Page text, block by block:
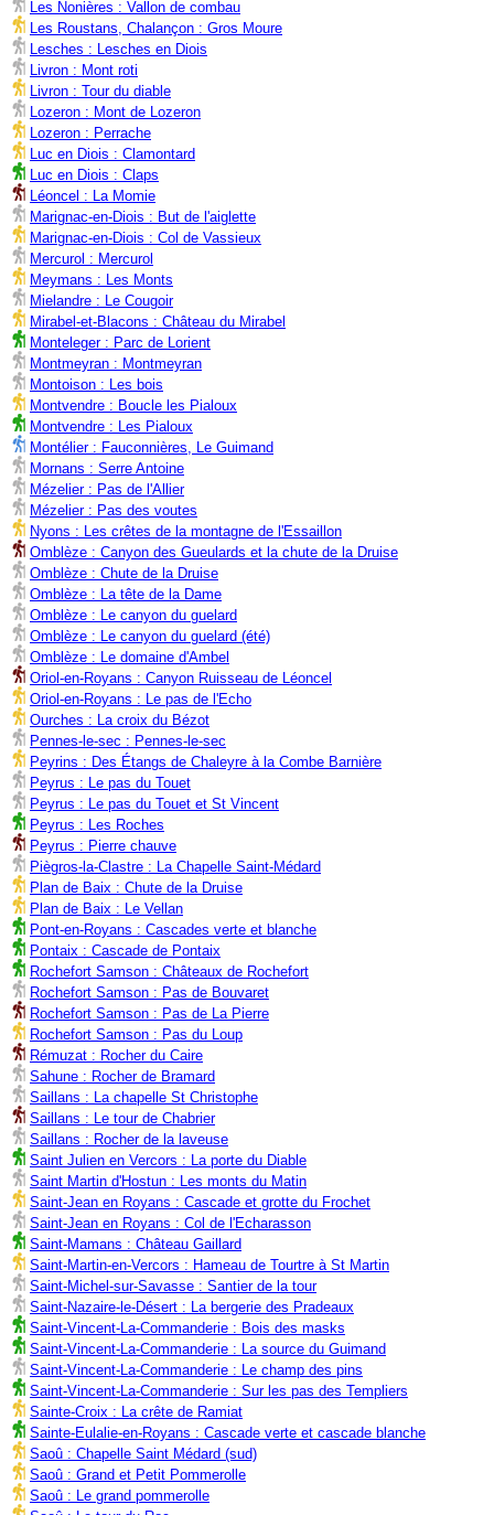
Les Nonières : Vallon de combau
Les Roustans, Chalançon : Gros Moure
Lesches : Lesches en Diois
Livron : Mont roti
Livron : Tour du diable
Lozeron : Mont de Lozeron
Lozeron : Perrache
Luc en Diois : Clamontard
Luc en Diois : Claps
Léoncel : La Momie
Marignac-en-Diois : But de l'aiglette
Marignac-en-Diois : Col de Vassieux
Mercurol : Mercurol
Meymans : Les Monts
Mielandre : Le Cougoir
Mirabel-et-Blacons : Château du Mirabel
Monteleger : Parc de Lorient
Montmeyran : Montmeyran
Montoison : Les bois
Montvendre : Boucle les Pialoux
Montvendre : Les Pialoux
Montélier : Fauconnières, Le Guimand
Mornans : Serre Antoine
Mézelier : Pas de l'Allier
Mézelier : Pas des voutes
Nyons : Les crêtes de la montagne de l'Essaillon
Omblèze : Canyon des Gueulards et la chute de la Druise
Omblèze : Chute de la Druise
Omblèze : La tête de la Dame
Omblèze : Le canyon du guelard
Omblèze : Le canyon du guelard (été)
Omblèze : Le domaine d'Ambel
Oriol-en-Royans : Canyon Ruisseau de Léoncel
Oriol-en-Royans : Le pas de l'Echo
Ourches : La croix du Bézot
Pennes-le-sec : Pennes-le-sec
Peyrins : Des Étangs de Chaleyre à la Combe Barnière
Peyrus : Le pas du Touet
Peyrus : Le pas du Touet et St Vincent
Peyrus : Les Roches
Peyrus : Pierre chauve
Piègros-la-Clastre : La Chapelle Saint-Médard
Plan de Baix : Chute de la Druise
Plan de Baix : Le Vellan
Pont-en-Royans : Cascades verte et blanche
Pontaix : Cascade de Pontaix
Rochefort Samson : Châteaux de Rochefort
Rochefort Samson : Pas de Bouvaret
Rochefort Samson : Pas de La Pierre
Rochefort Samson : Pas du Loup
Rémuzat : Rocher du Caire
Sahune : Rocher de Bramard
Saillans : La chapelle St Christophe
Saillans : Le tour de Chabrier
Saillans : Rocher de la laveuse
Saint Julien en Vercors : La porte du Diable
Saint Martin d'Hostun : Les monts du Matin
Saint-Jean en Royans : Cascade et grotte du Frochet
Saint-Jean en Royans : Col de l'Echarasson
Saint-Mamans : Château Gaillard
Saint-Martin-en-Vercors : Hameau de Tourtre à St Martin
Saint-Michel-sur-Savasse : Santier de la tour
Saint-Nazaire-le-Désert : La bergerie des Pradeaux
Saint-Vincent-La-Commanderie : Bois des masks
Saint-Vincent-La-Commanderie : La source du Guimand
Saint-Vincent-La-Commanderie : Le champ des pins
Saint-Vincent-La-Commanderie : Sur les pas des Templiers
Sainte-Croix : La crête de Ramiat
Sainte-Eulalie-en-Royans : Cascade verte et cascade blanche
Saoû : Chapelle Saint Médard (sud)
Saoû : Grand et Petit Pommerolle
Saoû : Le grand pommerolle